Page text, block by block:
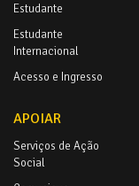
Estudante
Estudante
Internacional
Acesso e Ingresso
APOIAR
Serviços de Ação
Social